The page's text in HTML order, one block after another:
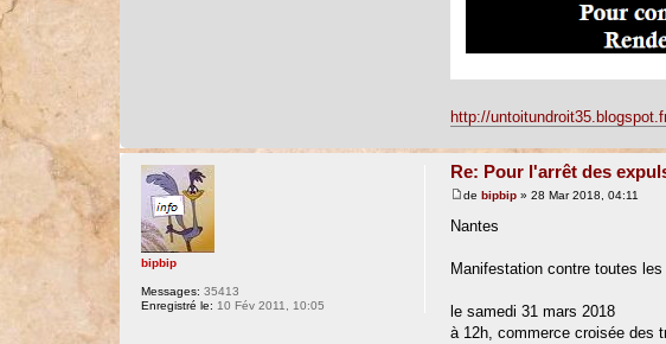
http://
Re: Pour l'arrêt des
debipbip » 28 Mar 2018, 04:11
Nantes
Manifestation contre toutes
le samedi 31 mars 2018
à 12h, commerce croisée des
bipbip
Messages: 35413
Enregistré le: 10 Fév 2011, 10:05